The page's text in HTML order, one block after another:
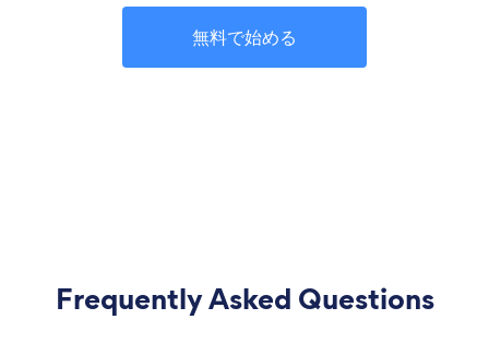
無料で始める
Frequently Asked Questions